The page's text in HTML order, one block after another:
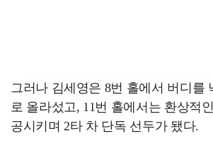
그러나 김세영은 8번 홀에서 버디를
로 올라섰고, 11번 홀에서는 환상적
공시키며 2타 차 단독 선두가 됐다.